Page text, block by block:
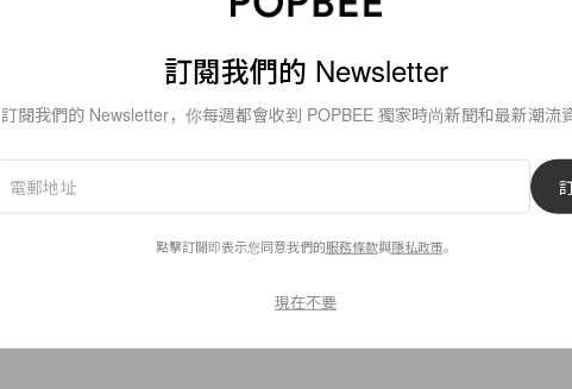
你也能在 Spotify 上找到自己的年度榜單！
訂閱我們的 Newsletter
訂閱我們的 Newsletter，你每週都會收到 POPBEE 獨家時尚新聞和最新潮流
點擊訂閱即表示您同意我們的服務條款與隱私政策。
現在不要